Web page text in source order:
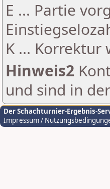
E ... Partie
K ... Korrektur
Hinweis2
und sind in
Der Schachturnier-Ergebnis-
Impressum /